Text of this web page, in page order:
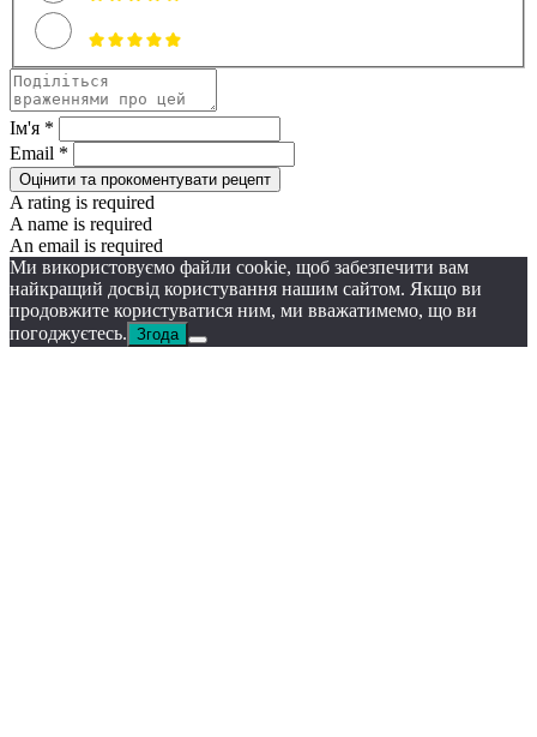
Ім'я *
Email *
Оцінити та прокоментувати рецепт
A rating is required
A name is required
An email is required
Ми використовуємо файли cookie, щоб забезпечити вам
найкращий досвід користування нашим сайтом. Якщо ви
продовжите користуватися ним, ми вважатимемо, що ви
погоджуєтесь. Згода